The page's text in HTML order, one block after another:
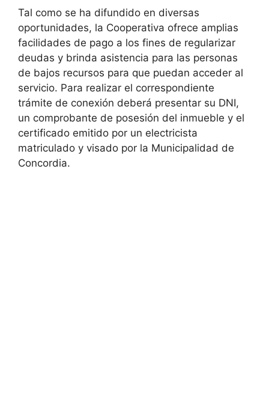
Tal como se ha difundido en diversas
oportunidades, la Cooperativa ofrece amplias
facilidades de pago a los fines de regularizar
deudas y brinda asistencia para las personas
de bajos recursos para que puedan acceder al
servicio. Para realizar el correspondiente
trámite de conexión deberá presentar su DNI,
un comprobante de posesión del inmueble y el
certificado emitido por un electricista
matriculado y visado por la Municipalidad de
Concordia.